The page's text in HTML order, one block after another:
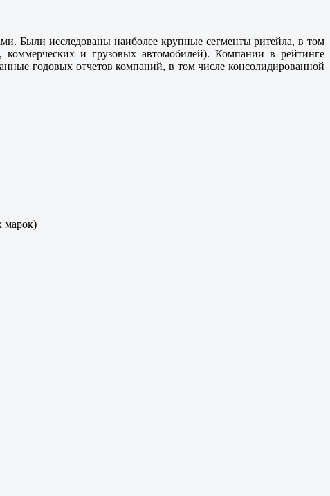
Были исследованы наиболее крупные сегменты ритейла, в том
и грузовых автомобилей). Компании в рейтинге
годовых отчетов компаний, в том числе консолидированной
марок)